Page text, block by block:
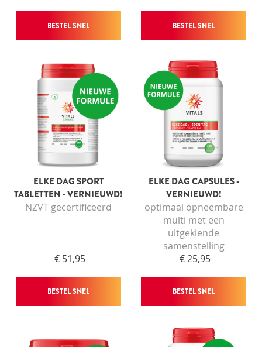
BESTEL SNEL BESTEL SNEL
ELKE DAG SPORT
TABLETTEN - VERNIEUWD!
NZVT gecertificeerd
€ 51,95
BESTEL SNEL
ELKE DAG CAPSULES -
VERNIEUWD!
optimaal opneembare
multi met een
uitgekiende
samenstelling
€ 25,95
BESTEL SNEL